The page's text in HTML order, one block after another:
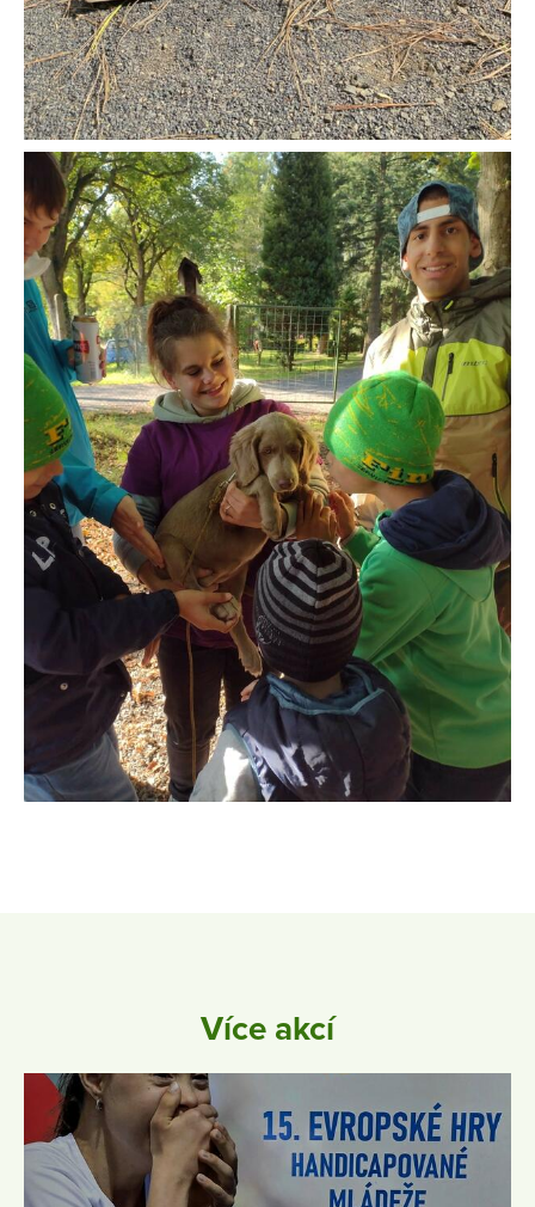
Více akcí